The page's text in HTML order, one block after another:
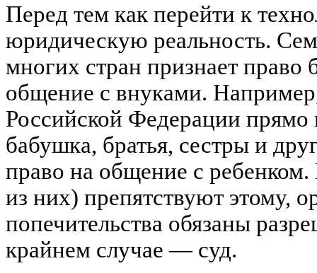
Перед тем как перейти к
юридическую реальность.
многих стран признает
общение с внуками.
Российской Федерации прямо
бабушка, братья, сестры и
право на общение с
из них) препятствуют этому,
попечительства обязаны
крайнем случае — суд.